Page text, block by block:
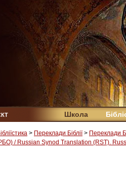
Школа
> Переклади Біблії> Переклади
/ Russian Synod Translation (RST).